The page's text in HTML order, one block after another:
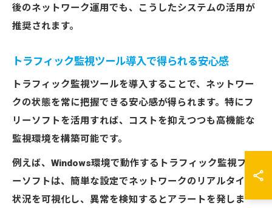
後のネットワーク運用でも、こうしたシステムの活用が
推奨されます。
トラフィック監視ツール導入で得られる安心感
トラフィック監視ツールを導入することで、ネットワー
クの状態を常に把握できる安心感が得られます。特にフ
リーソフトを活用すれば、コストを抑えつつも高機能な
監視環境を構築可能です。
例えば、Windows環境で動作するトラフィック監視フリ
ーソフトは、簡単な設定でネットワークのリアルタイム
状況を可視化し、異常を検知するとアラートを発しま